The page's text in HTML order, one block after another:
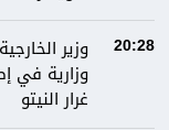
20:28
وزير
وزارية في
غرار النيتو